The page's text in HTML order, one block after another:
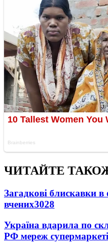
ЧИТАЙТЕ
Загадкові блискавки в
вчених3028
Україна вдарила по
РФ мереж